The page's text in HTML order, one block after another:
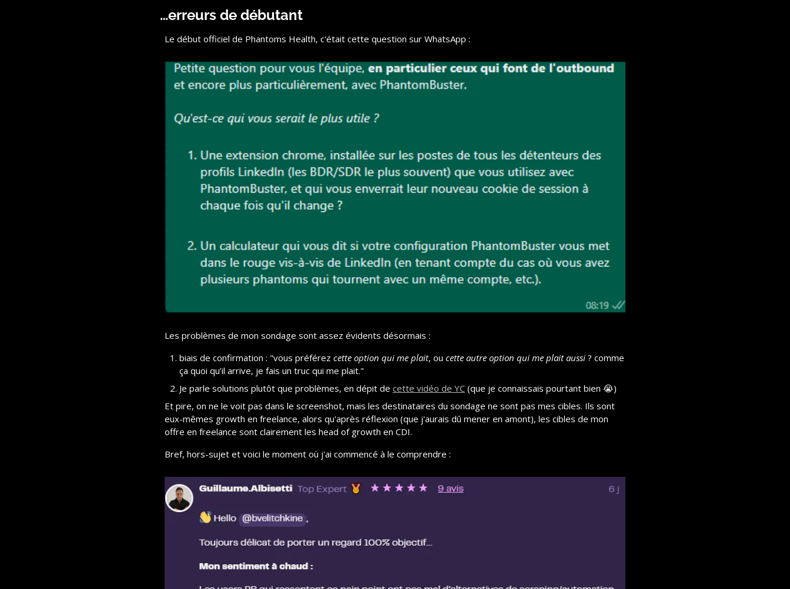
…erreurs de débutant
Le début officiel de Phantoms Health, c'était cette question sur WhatsApp :
Les problèmes de mon sondage sont assez évidents désormais :
biais de confirmation : "vous préférez cette option qui me plait, ou cette autre option qui me plait aussi ? comme
ça quoi qu’il arrive, je fais un truc qui me plait."
Je parle solutions plutôt que problèmes, en dépit de cette vidéo de YC (que je connaissais pourtant bien 😭)
Et pire, on ne le voit pas dans le screenshot, mais les destinataires du sondage ne sont pas mes cibles. Ils sont
eux-mêmes growth en freelance, alors qu'après réflexion (que j'aurais dû mener en amont), les cibles de mon
offre en freelance sont clairement les head of growth en CDI.
Bref, hors-sujet et voici le moment où j'ai commencé à le comprendre :